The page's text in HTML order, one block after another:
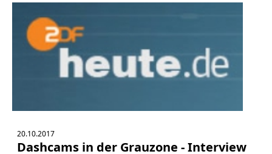
20.10.2017
Dashcams in der Grauzone - Interview